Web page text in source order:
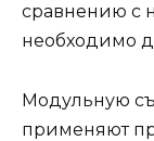
сравнению с
необходимо
Модульную
применяют